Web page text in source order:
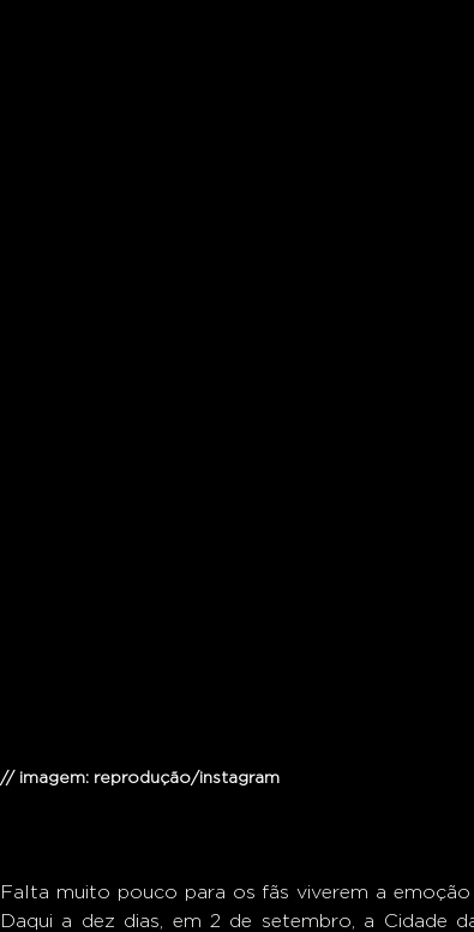
// imagem: reprodução/instagram
Falta muito pouco para os fãs viverem a
Daqui a dez dias, em 2 de setembro, a Cidade